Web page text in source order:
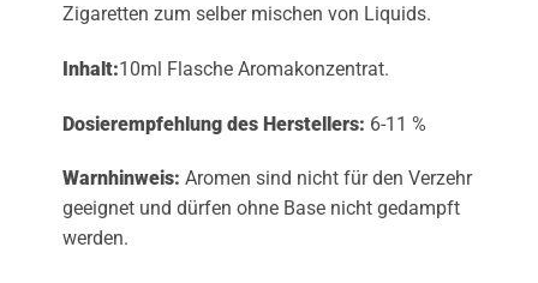
Zigaretten zum selber mischen von Liquids.
Inhalt:10ml Flasche Aromakonzentrat.
Dosierempfehlung des Herstellers: 6-11 %
Warnhinweis: Aromen sind nicht für den Verzehr
geeignet und dürfen ohne Base nicht gedampft
werden.